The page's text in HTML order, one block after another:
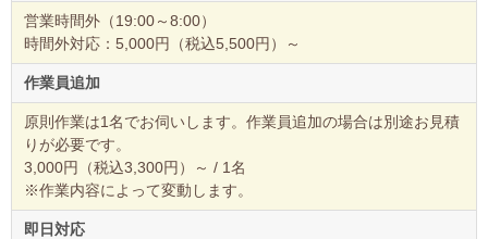
営業時間外（19:00～8:00）
時間外対応：5,000円（税込5,500円）～
作業員追加
原則作業は1名でお伺いします。作業員追加の場合は別途お見積
りが必要です。
3,000円（税込3,300円）～ / 1名
※作業内容によって変動します。
即日対応